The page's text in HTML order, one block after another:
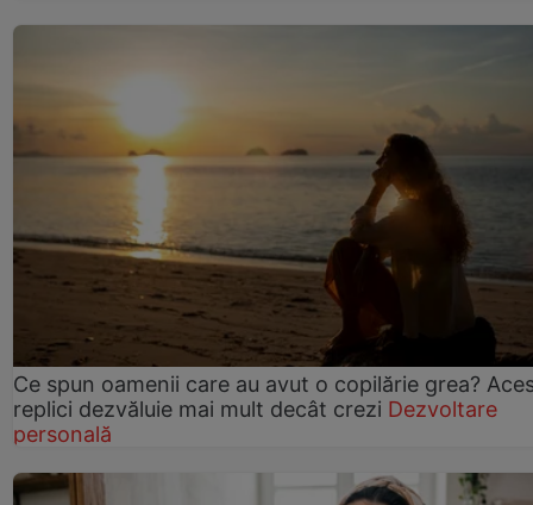
Ce spun oamenii care au avut o copilărie grea?
replici dezvăluie mai mult decât crezi Dezvoltare
personală